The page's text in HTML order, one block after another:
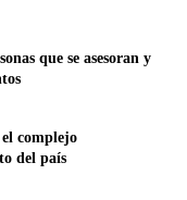
que se asesoran y
complejo
del país